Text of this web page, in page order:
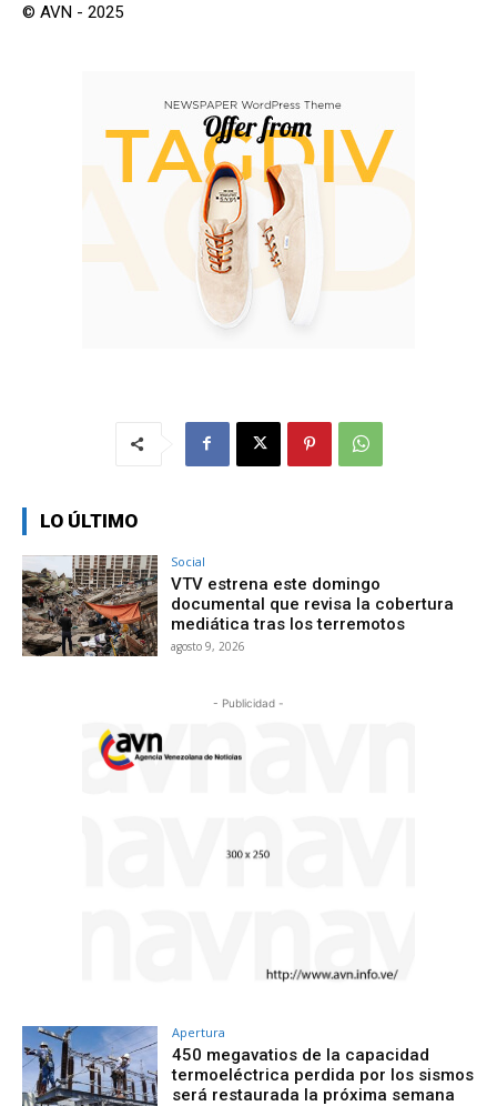
© AVN - 2025
LO ÚLTIMO
Social
VTV estrena este domingo
documental que revisa la cobertura
mediática tras los terremotos
agosto 9, 2026
- Publicidad -
Apertura
450 megavatios de la capacidad
termoeléctrica perdida por los sismos
será restaurada la próxima semana